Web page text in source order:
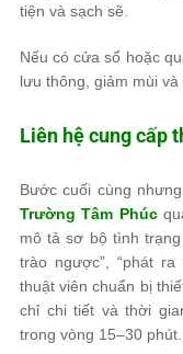
tiện và sạch sẽ.
Nếu có cửa sổ hoặc
lưu thông, giảm mùi và
Liên hệ cung cấp
Bước cuối cùng
Trường Tâm Phúc
mô tả sơ bộ tình
trào ngược”, “phát
thuật viên chuẩn bị
chỉ chi tiết và thời
trong vòng 15–30 phút.